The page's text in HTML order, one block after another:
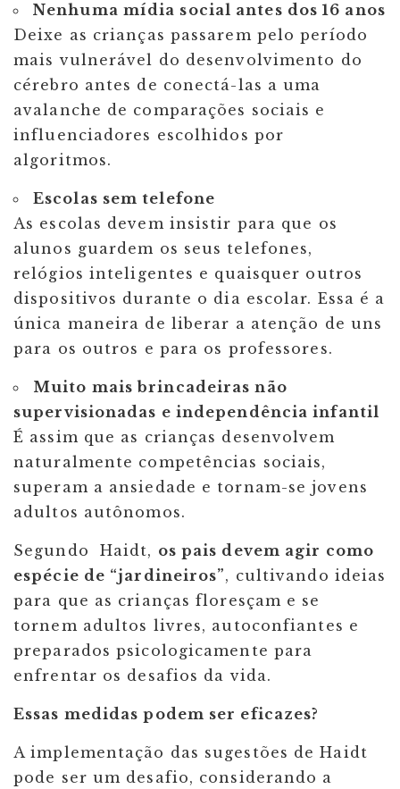
Nenhuma mídia social antes dos 16 anos
Deixe as crianças passarem pelo período
mais vulnerável do desenvolvimento do
cérebro antes de conectá-las a uma
avalanche de comparações sociais e
influenciadores escolhidos por
algoritmos.
Escolas sem telefone
As escolas devem insistir para que os
alunos guardem os seus telefones,
relógios inteligentes e quaisquer outros
dispositivos durante o dia escolar. Essa é a
única maneira de liberar a atenção de uns
para os outros e para os professores.
Muito mais brincadeiras não
supervisionadas e independência infantil
É assim que as crianças desenvolvem
naturalmente competências sociais,
superam a ansiedade e tornam-se jovens
adultos autônomos.
Segundo Haidt, os pais devem agir como
espécie de “jardineiros”, cultivando ideias
para que as crianças floresçam e se
tornem adultos livres, autoconfiantes e
preparados psicologicamente para
enfrentar os desafios da vida.
Essas medidas podem ser eficazes?
A implementação das sugestões de Haidt
pode ser um desafio, considerando a